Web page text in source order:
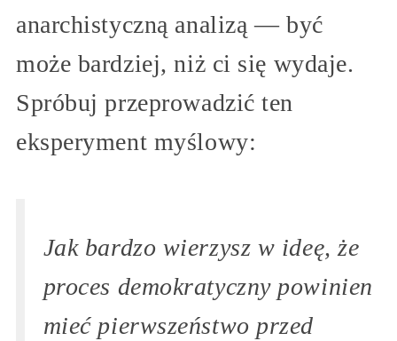
anarchistyczną analizą — być
może bardziej, niż ci się wydaje.
Spróbuj przeprowadzić ten
eksperyment myślowy:
Jak bardzo wierzysz w ideę, że
proces demokratyczny powinien
mieć pierwszeństwo przed